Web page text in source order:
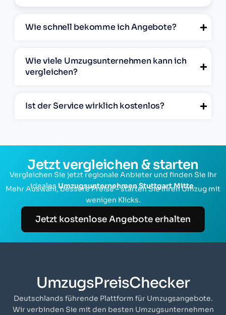
Wie schnell bekomme ich Angebote?
Wie viele Umzugsunternehmen kann ich
vergleichen?
Ist der Service wirklich kostenlos?
Jetzt vergleichen & starten
Vergleichen Sie jetzt regionale Anbieter und finden Sie Ihr
ideales Umzugsunternehmen Stuttgart Mitte.
Mehr Auswahl, bessere Preise – starten Sie Ihren Umzug mit
wenigen Klicks.
Jetzt kostenlose Angebote erhalten
UmzugsPreisChecker
Deutschlands führende Plattform für Umzugsangebote.
Wir verbinden Sie mit den besten Umzugsunternehmen